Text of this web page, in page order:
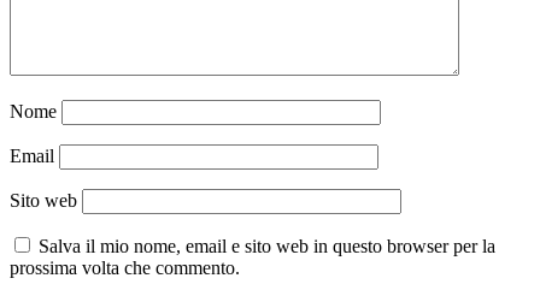
Nome
Email
Sito web
Salva il mio nome, email e sito web in questo browser per la
prossima volta che commento.